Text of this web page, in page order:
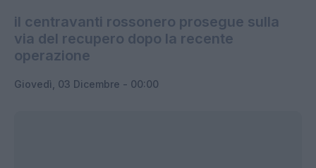
il centravanti rossonero prosegue sulla
via del recupero dopo la recente
operazione
Giovedì, 03 Dicembre - 00:00